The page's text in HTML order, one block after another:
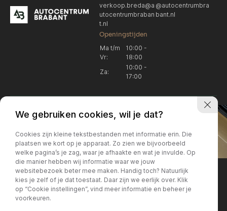
verkoop.breda@a
utocentrumbraban
t.nl
@autocentrumbra
bant.nl
Openingstijden
Ma t/m
Vr:
10:00 -
18:00
Za:
10:00 -
17:00
Locatie Breda
076 204 5040
Locatie Breda
verkoop.breda@autocentrum
brabant.nl
Locatie Breda
Korte Huifakkerstraat 14
4815 PS Breda
Locatie Breda
+31 076 204 5040
We gebruiken cookies, wil je dat?
Cookies zijn kleine tekstbestanden met informatie erin. Die
plaatsen we kort op je apparaat. Zo zien we bijvoorbeeld
welke pagina’s je zag, waar je afhaakte en wat je invulde. Op
die manier hebben wij informatie waar we jouw
websitebezoek beter mee maken. Handig toch? Natuurlijk
kies je zelf of je dat toestaat. Daar zijn we eerlijk over. Klik
op “Cookie instellingen”, vind meer informatie en beheer je
voorkeuren.